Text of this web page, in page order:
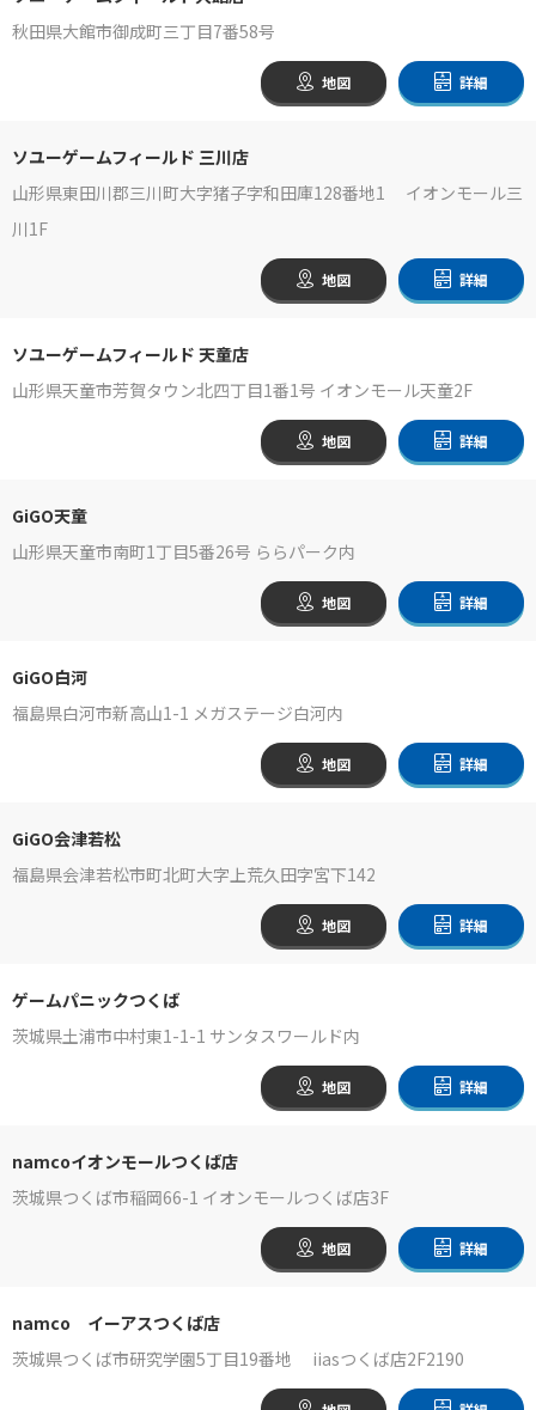
秋田県大館市御成町三丁目7番58号
地図 詳細
ソユーゲームフィールド 三川店
山形県東田川郡三川町大字猪子字和田庫128番地1 イオンモール三
川1F
地図 詳細
ソユーゲームフィールド 天童店
山形県天童市芳賀タウン北四丁目1番1号 イオンモール天童2F
地図 詳細
GiGO天童
山形県天童市南町1丁目5番26号 ららパーク内
地図 詳細
GiGO白河
福島県白河市新高山1-1 メガステージ白河内
地図 詳細
GiGO会津若松
福島県会津若松市町北町大字上荒久田字宮下142
地図 詳細
ゲームパニックつくば
茨城県土浦市中村東1-1-1 サンタスワールド内
地図 詳細
namcoイオンモールつくば店
茨城県つくば市稲岡66-1 イオンモールつくば店3F
地図 詳細
namco イーアスつくば店
茨城県つくば市研究学園5丁目19番地 iiasつくば店2F2190